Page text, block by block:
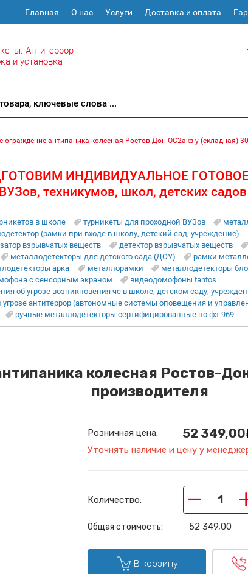
Главная О нас Услуги Доставка и оплата
Антитеррор
и установка
ограждение антипаника колесная Ростов-Дон ОС2акз-у (складная)
ИНДИВИДУАЛЬНОЕ
техникумов, школ, детских
в школе турникеты для проходной ВУЗов
(рамки при входе в школу, детский сад, учреждение)
взрывчатых веществ детектор взрывчатых веществ
металлодетекторы для детского сада (ДОУ) рамки
арка металлорамки металлодетекторы
с сенсорным экраном
видеодомофоны tantos
об угрозе возникновения чс в школе, детском саду,
антитеррор (автономные системы оповещения и
ручные металлодетекторы сертифицированные по фз-969
колесная Ростов-
производителя
Розничная цена: 52 349,00
Уточнять наличие и цену у
Количество: −
Общая стоимость: 52 349,00
В корзину